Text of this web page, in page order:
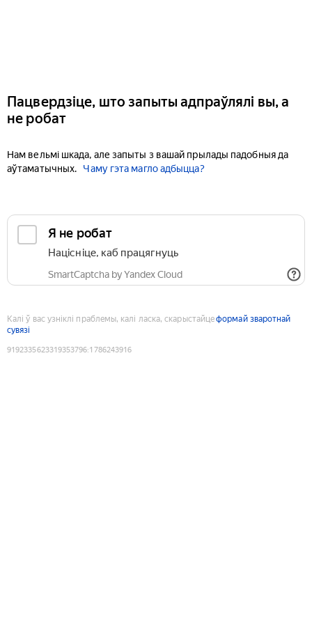
Пацвердзіце, што запыты адпраўлялі вы, а
не робат
Нам вельмі шкада, але запыты з вашай прылады падобныя да
аўтаматычных.
Чаму гэта магло адбыцца?
Я не робат
Націсніце, каб працягнуць
SmartCaptcha by Yandex Cloud
Калі ў вас узніклі праблемы, калі ласка, скарыстайцеформай зваротнай
сувязі
9192335623319353796:1786243916